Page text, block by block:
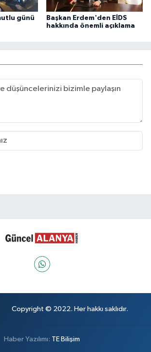
günü
Başkan Erdem'den EİDS
hakkında önemli açıklama
Copyright © 2022. Her hakkı saklıdır.
Haber Yazılımı: TE Bilişim